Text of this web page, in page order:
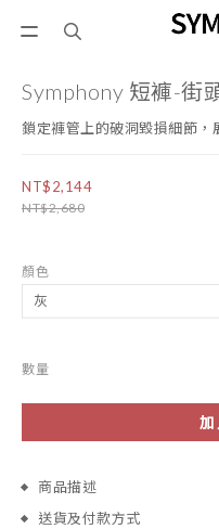
Symphony 短褲-街
鎖定褲管上的破洞毀損細節，
NT$2,144
NT$2,680
顏色
數量
商品描述
送貨及付款方式